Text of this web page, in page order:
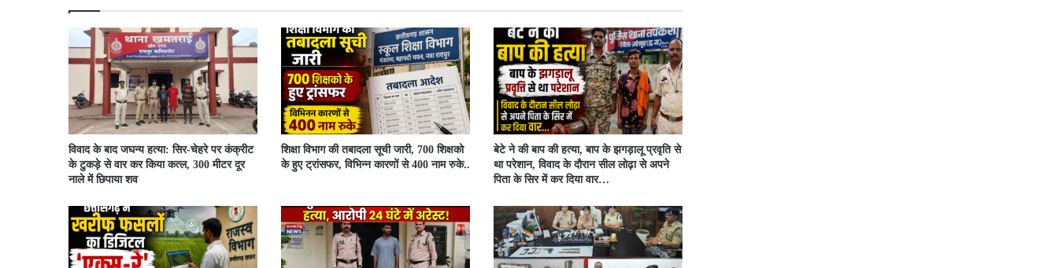
विवाद के बाद जघन्य हत्या: सिर-चेहरे पर कंक्रीट
के टुकड़े से वार कर किया कत्ल, 300 मीटर दूर
नाले में छिपाया शव
शिक्षा विभाग की तबादला सूची जारी, 700 शिक्षको
के हुए ट्रांसफर, विभिन्न कारणों से 400 नाम रुके..
बेटे ने की बाप की हत्या, बाप के झगड़ालू प्रवृति से
था परेशान, विवाद के दौरान सील लोढ़ा से अपने
पिता के सिर में कर दिया वार…